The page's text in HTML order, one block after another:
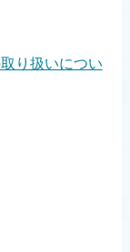
り扱いについ